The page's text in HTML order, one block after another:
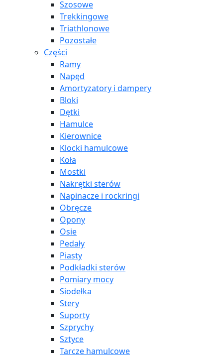
Szosowe
Trekkingowe
Triathlonowe
Pozostałe
Części
Ramy
Napęd
Amortyzatory i dampery
Bloki
Dętki
Hamulce
Kierownice
Klocki hamulcowe
Koła
Mostki
Nakrętki sterów
Napinacze i rockringi
Obręcze
Opony
Osie
Pedały
Piasty
Podkładki sterów
Pomiary mocy
Siodełka
Stery
Suporty
Szprychy
Sztyce
Tarcze hamulcowe